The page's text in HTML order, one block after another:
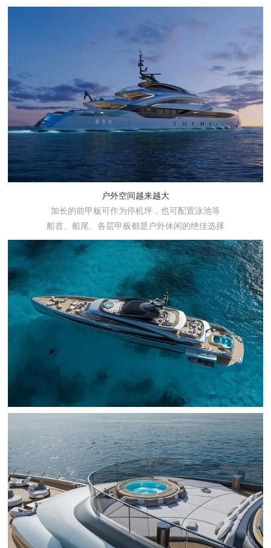
户外空间越来越大
加长的前甲板可作为停机坪，也可配置泳池等
船首、船尾、各层甲板都是户外休闲的绝佳选择